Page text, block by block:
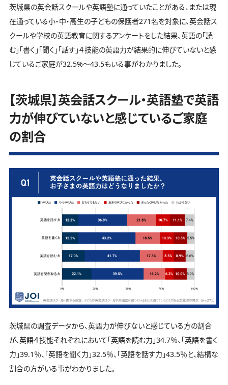
茨城県の英会話スクールや英語塾に通っていたことがある、または現
在通っている小・中・高生の子どもの保護者271名を対象に、英会話ス
クールや学校の英語教育に関するアンケートをした結果、英語の「読
む」「書く」「聞く」「話す」４技能の英語力が結果的に伸びていないと感
じているご家庭が32.5%～43.5もいる事がわかりました。
【茨城県】英会話スクール・英語塾で英語
力が伸びていないと感じているご家庭
の割合
茨城県の調査データから、英語力が伸びないと感じている方の割合
が、英語４技能それぞれにおいて「英語を読む力」34.7％、「英語を書く
力」39.1％、「英語を聞く力」32.5％、「英語を話す力」43.5％と、結構な
割合の方がいる事がわかりました。